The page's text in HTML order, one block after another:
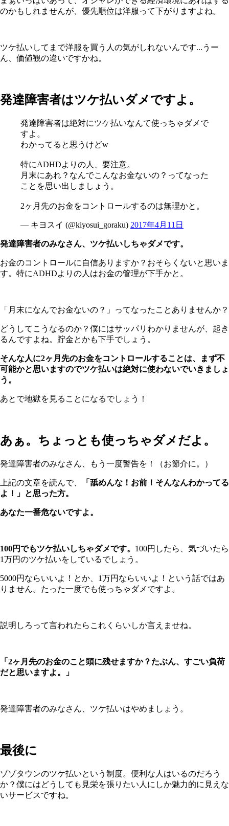
のかもしれませんが、優先順位は洋服って下がりますよね。
ツケ払いしてまで洋服を買う人の気がしれないんです...うー
ん、価値観の違いですかね。
発達障害者はツケ払いダメですよ。
発達障害者は絶対にツケ払いなんて使っちゃダメで
すよ。
わかってると思うけどw
特にADHDよりの人、要注意。
月末にあれ？なんでこんなお金ないの？ってなった
ことを思い出しましょう。
2ヶ月先のお金をコントロールするのは無理かと。
— キヨスイ (@kiyosui_goraku) 2017年4月11日
発達障害者のみなさん、ツケ払いしちゃダメです。
お金のコントロールに自信ありますか？おそらくないと思いま
す。特にADHDよりの人はお金の管理が下手かと。
「月末になんでお金ないの？」ってなったことありませんか？
どうしてこうなるのか？僕にはサッパリわかりませんが、起き
るんですよね。貯金とかも下手でしょう。
そんな人に2ヶ月先のお金をコントロールすることは、まず不
可能かと思いますのでツケ払いは絶対に使わないでいきましょ
う。
あとで地獄を見ることになるでしょう！
あぁ。ちょっとも使っちゃダメだよ。
発達障害者のみなさん、もう一度警告を！（お節介に。）
上記の文章を読んで、
「舐めんな！お前！そんなんわかってる
よ！」と思った方。
あなた一番危ないですよ。
100円でもツケ払いしちゃダメです。 100円したら、気づいたら
1万円のツケ払いをしているでしょう。
5000円ならいいよ！とか、1万円ならいいよ！という話ではあ
りません。たった一度でも使っちゃダメですよ。
説明しろって言われたらこれくらいしか言えませね。
「2ヶ月先のお金のこと頭に残せますか？たぶん、すごい負荷
だと思いますよ。」
発達障害者のみなさん、ツケ払いはやめましょう。
最後に
ゾゾタウンのツケ払いという制度。便利な人はいるのだろう
か？僕にはどうしても見栄を張りたい人にしか魅力的に見えな
いサービスですね。